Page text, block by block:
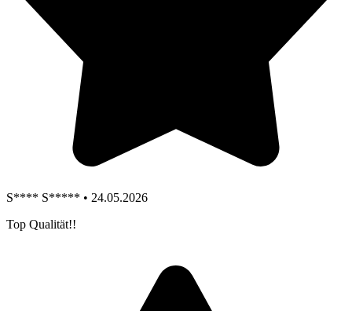
S**** S***** • 24.05.2026
Top Qualität!!